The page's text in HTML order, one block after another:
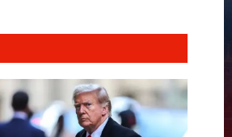
Mahkamah Jerman
Kritikan Terhadap Israel Uji